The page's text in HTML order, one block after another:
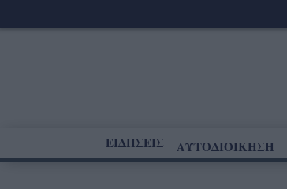
ΕΙΔΗΣΕΙΣ ΑΥΤΟΔΙΟΙΚΗΣΗ